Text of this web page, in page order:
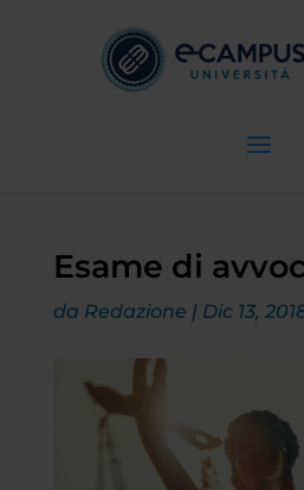
Esame di
da Redazione | Dic 13,